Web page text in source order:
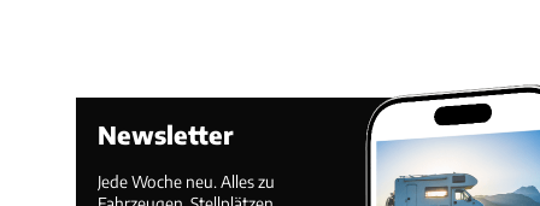
Newsletter
Jede Woche neu. Alles zu